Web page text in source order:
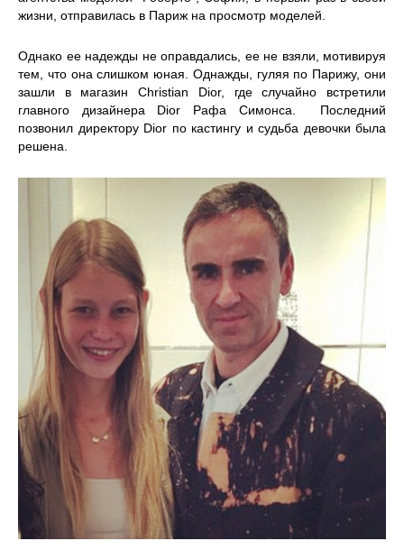
жизни, отправилась в Париж на просмотр моделей.
Однако ее надежды не оправдались, ее не взяли, мотивируя
тем, что она слишком юная. Однажды, гуляя по Парижу, они
зашли в магазин Christian Dior, где случайно встретили
главного дизайнера Dior Рафа Симонса. Последний
позвонил директору Dior по кастингу и судьба девочки была
решена.